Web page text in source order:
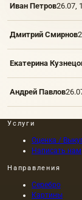
Иван Петров26.07,
Дмитрий Смирнов
Екатерина
Андрей Павлов
Услуги
Оценка /
Написать нам
Направления
Серебро
Картины